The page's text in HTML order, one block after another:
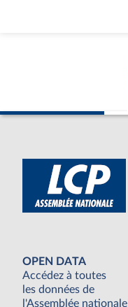
OPEN DATA
Accédez à toutes
les données de
l'Assemblée nationale